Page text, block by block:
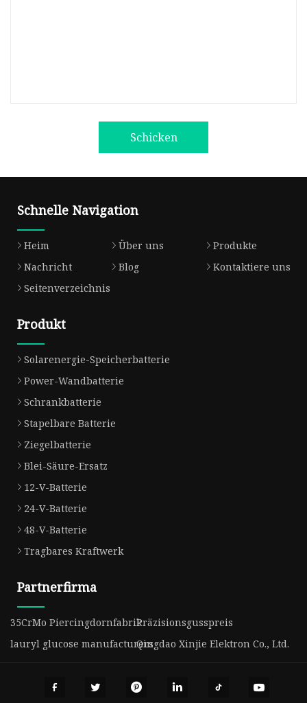
Schicken
Schnelle Navigation
Heim Über uns
Produkte
Nachricht
Blog
Kontaktiere uns
Seitenverzeichnis
Produkt
Solarenergie-Speicherbatterie
Power-Wandbatterie
Schrankbatterie
Stapelbare Batterie
Ziegelbatterie
Blei-Säure-Ersatz
12-V-Batterie
24-V-Batterie
48-V-Batterie
Tragbares Kraftwerk
Partnerfirma
35CrMo PiercingdornfabrikPräzisionsgusspreis
lauryl glucose manufacturersQingdao Xinjie Elektron Co., Ltd.